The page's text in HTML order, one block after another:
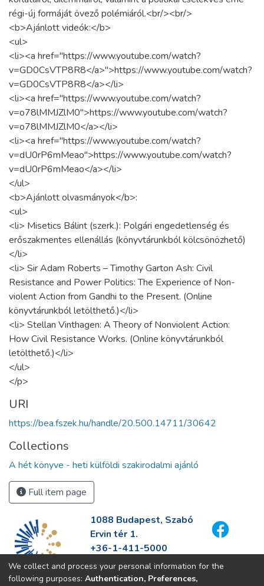
régi-új formáját övező polémiáról.<br/><br/>
<b>Ajánlott videók:</b>
<ul>
<li><a href="https://www.youtube.com/watch?
v=GD0CsVTP8R8</a>">https://www.youtube.com/watch?
v=GD0CsVTP8R8</a></li>
<li><a href="https://www.youtube.com/watch?
v=o78lMMJZlM0">https://www.youtube.com/watch?
v=o78lMMJZlM0</a></li>
<li><a href="https://www.youtube.com/watch?
v=dU0rP6mMeao">https://www.youtube.com/watch?
v=dU0rP6mMeao</a></li>
</ul>
<b>Ajánlott olvasmányok</b>:
<ul>
<li> Misetics Bálint (szerk.): Polgári engedetlenség és
erőszakmentes ellenállás (könyvtárunkból kölcsönözhető)
</li>
<li> Sir Adam Roberts – Timothy Garton Ash: Civil
Resistance and Power Politics: The Experience of Non-
violent Action from Gandhi to the Present. (Online
könyvtárunkból letölthető.)</li>
<li> Stellan Vinthagen: A Theory of Nonviolent Action:
How Civil Resistance Works. (Online könyvtárunkból
letölthető.)</li>
</ul>
</p>
URI
https://bea.fszek.hu/handle/20.500.14711/30642
Collections
A hét könyve - heti külföldi szakirodalmi ajánló
Full item page
1088 Budapest, Szabó
Ervin tér 1.
+36-1-411-5000
info@fszek.hu
https://fszek.hu
We collect and process your personal information for the
following purposes: Authentication, Preferences,